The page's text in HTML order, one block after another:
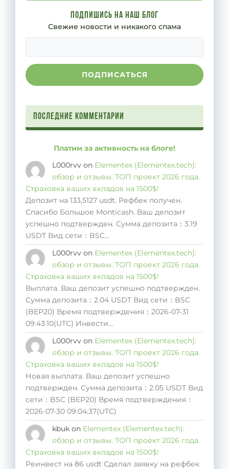
Подпишись на наш блог
Свежие новости и никакого спама
Последние комментарии
Платим за активность на блоге!
L000rvv on Elementex (Elementex.tech):
обзор и отзывы. ТОП проект 2026 года.
Страховка ваших вкладов на 1500$!
Депозит на 133,5127 usdt. Рефбек получен.
Спасибо Большое Monticash. Ваш депозит
успешно подтвержден. Сумма депозита：3.19
USDT Вид сети：BSC…
L000rvv on Elementex (Elementex.tech):
обзор и отзывы. ТОП проект 2026 года.
Страховка ваших вкладов на 1500$!
Выплата. Ваш депозит успешно подтвержден.
Сумма депозита：2.04 USDT Вид сети：BSC
(BEP20) Время подтверждения：2026-07-31
09:43:10(UTC) Инвести…
L000rvv on Elementex (Elementex.tech):
обзор и отзывы. ТОП проект 2026 года.
Страховка ваших вкладов на 1500$!
Новая выплата. Ваш депозит успешно
подтвержден. Сумма депозита：2.05 USDT Вид
сети：BSC (BEP20) Время подтверждения：
2026-07-30 09:04:37(UTC)
kbuk on Elementex (Elementex.tech):
обзор и отзывы. ТОП проект 2026 года.
Страховка ваших вкладов на 1500$!
Реинвест на 86 usdt Сделал заявку на рефбек